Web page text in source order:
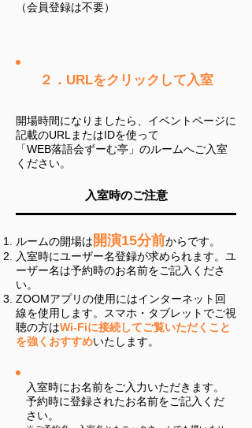
（会員登録は不要）
２．URLをクリックして入室
開場時間になりましたら、イベントページに
記載のURLまたはIDを使って
「​WEB落語会ずーむ亭」のルームへご入室
ください。
入室時のご注意
​ルームの開場は 開演15分前からです。
入室時にユーザー名登録が求められます。ユ
ーザー名は予約時のお名前をご記入くださ
い。
ZOOMアプリの使用にはインターネット回
線を使用します。スマホ・タブレットでご視
聴の方はWi-Fiに接続してご覧いただくこと
を強くおすすめいたします。
入室時にお名前をご入力いただきます。
予約時に登録されたお名前をご記入くだ
さい。